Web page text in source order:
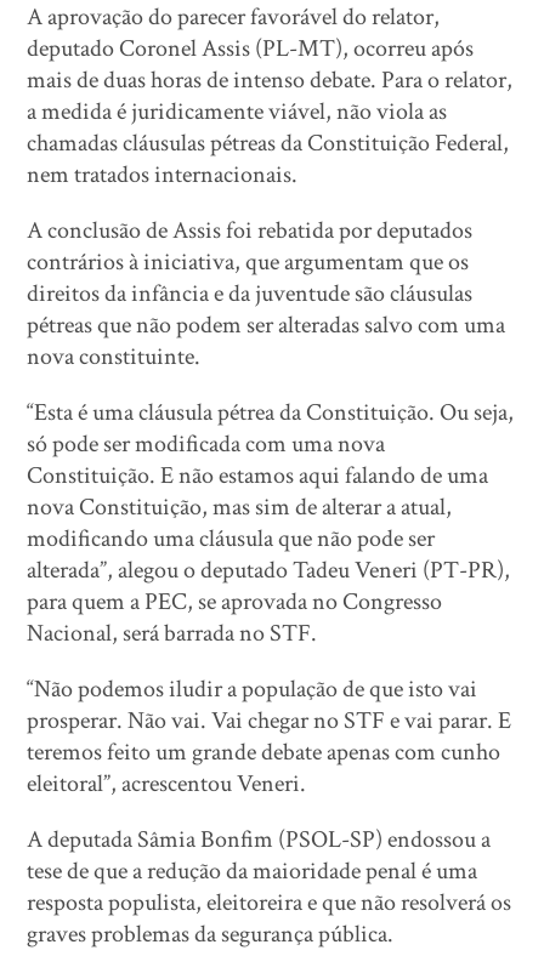
A aprovação do parecer favorável do relator,
deputado Coronel Assis (PL-MT), ocorreu após
mais de duas horas de intenso debate. Para o relator,
a medida é juridicamente viável, não viola as
chamadas cláusulas pétreas da Constituição Federal,
nem tratados internacionais.
A conclusão de Assis foi rebatida por deputados
contrários à iniciativa, que argumentam que os
direitos da infância e da juventude são cláusulas
pétreas que não podem ser alteradas salvo com uma
nova constituinte.
“Esta é uma cláusula pétrea da Constituição. Ou seja,
só pode ser modificada com uma nova
Constituição. E não estamos aqui falando de uma
nova Constituição, mas sim de alterar a atual,
modificando uma cláusula que não pode ser
alterada”, alegou o deputado Tadeu Veneri (PT-PR),
para quem a PEC, se aprovada no Congresso
Nacional, será barrada no STF.
“Não podemos iludir a população de que isto vai
prosperar. Não vai. Vai chegar no STF e vai parar. E
teremos feito um grande debate apenas com cunho
eleitoral”, acrescentou Veneri.
A deputada Sâmia Bonfim (PSOL-SP) endossou a
tese de que a redução da maioridade penal é uma
resposta populista, eleitoreira e que não resolverá os
graves problemas da segurança pública.